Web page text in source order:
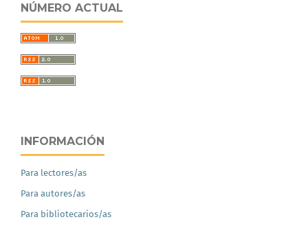
NÚMERO ACTUAL
INFORMACIÓN
Para lectores/as
Para autores/as
Para bibliotecarios/as